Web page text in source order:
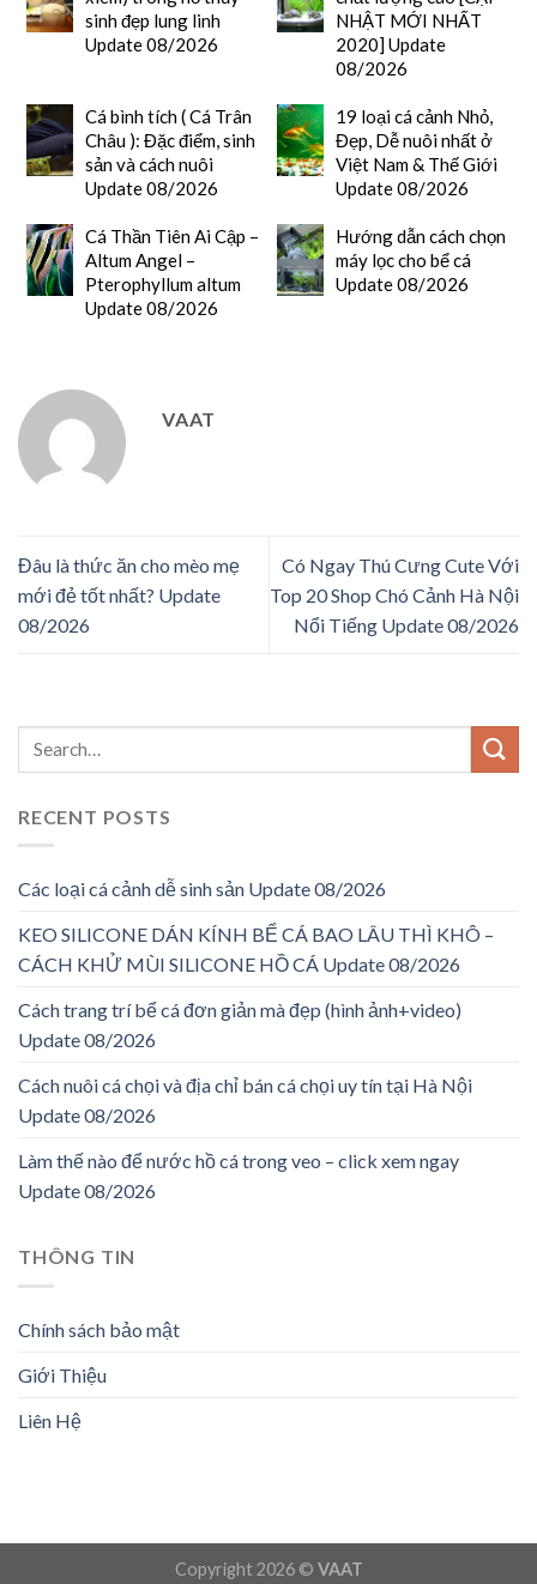
sinh đẹp lung linh
Update 08/2026
NHẬT MỚI NHẤT
2020] Update
08/2026
Cá bình tích ( Cá Trân
Châu ): Đặc điểm, sinh
sản và cách nuôi
Update 08/2026
19 loại cá cảnh Nhỏ,
Đẹp, Dễ nuôi nhất ở
Việt Nam & Thế Giới
Update 08/2026
Cá Thần Tiên Ai Cập –
Altum Angel –
Pterophyllum altum
Update 08/2026
Hướng dẫn cách chọn
máy lọc cho bể cá
Update 08/2026
VAAT
Đâu là thức ăn cho mèo mẹ
mới đẻ tốt nhất? Update
08/2026
Có Ngay Thú Cưng Cute Với
Top 20 Shop Chó Cảnh Hà Nội
Nổi Tiếng Update 08/2026
RECENT POSTS
Các loại cá cảnh dễ sinh sản Update 08/2026
KEO SILICONE DÁN KÍNH BỂ CÁ BAO LÂU THÌ KHÔ –
CÁCH KHỬ MÙI SILICONE HỒ CÁ Update 08/2026
Cách trang trí bể cá đơn giản mà đẹp (hình ảnh+video)
Update 08/2026
Cách nuôi cá chọi và địa chỉ bán cá chọi uy tín tại Hà Nội
Update 08/2026
Làm thế nào để nước hồ cá trong veo – click xem ngay
Update 08/2026
THÔNG TIN
Chính sách bảo mật
Giới Thiệu
Liên Hệ
Copyright 2026 © VAAT